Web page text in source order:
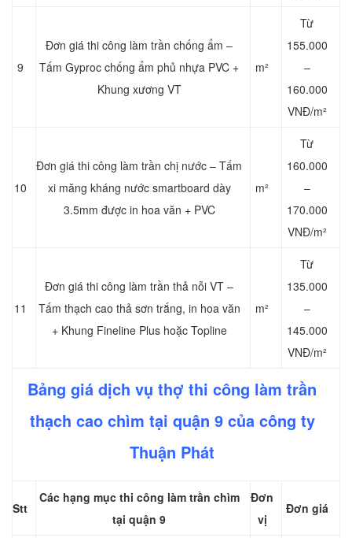
9
Đơn giá thi công làm trần chống ẩm –
Tấm Gyproc chống ẩm phủ nhựa PVC +
Khung xương VT
m²
Từ
155.000
–
160.000
VNĐ/m²
10
Đơn giá thi công làm trần chị nước – Tấm
xi măng kháng nước smartboard dày
3.5mm được in hoa văn + PVC
m²
Từ
160.000
–
170.000
VNĐ/m²
11
Đơn giá thi công làm trần thả nỗi VT –
Tấm thạch cao thả sơn trắng, in hoa văn
+ Khung Fineline Plus hoặc Topline
m²
Từ
135.000
–
145.000
VNĐ/m²
Bảng giá dịch vụ thợ thi công làm trần
thạch cao chìm tại quận 9 của công ty
Thuận Phát
Stt
Các hạng mục thi công làm trần chìm
tại quận 9
Đơn
vị
Đơn giá